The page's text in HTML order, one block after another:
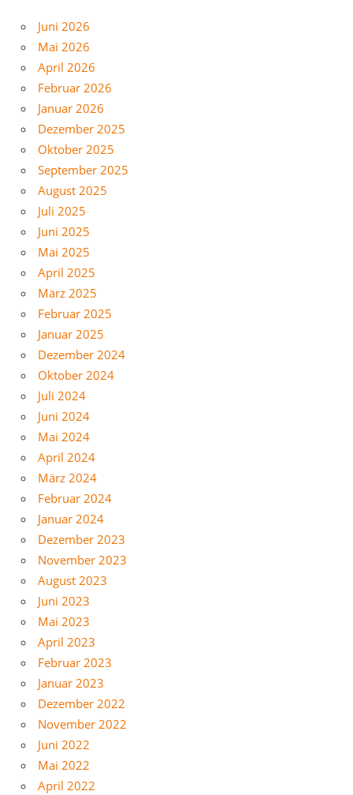
Juni 2026
Mai 2026
April 2026
Februar 2026
Januar 2026
Dezember 2025
Oktober 2025
September 2025
August 2025
Juli 2025
Juni 2025
Mai 2025
April 2025
März 2025
Februar 2025
Januar 2025
Dezember 2024
Oktober 2024
Juli 2024
Juni 2024
Mai 2024
April 2024
März 2024
Februar 2024
Januar 2024
Dezember 2023
November 2023
August 2023
Juni 2023
Mai 2023
April 2023
Februar 2023
Januar 2023
Dezember 2022
November 2022
Juni 2022
Mai 2022
April 2022